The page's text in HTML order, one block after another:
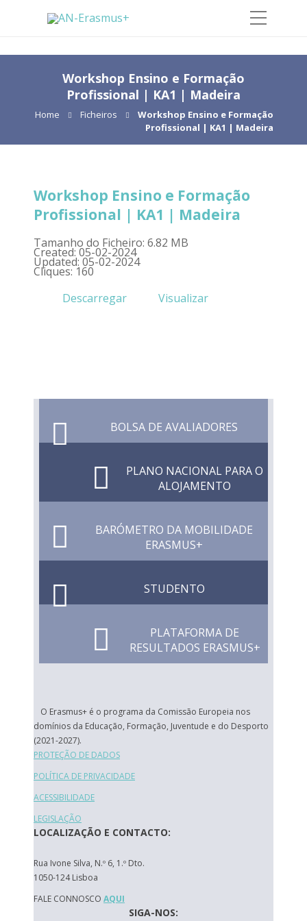
Workshop Ensino e Formação
Profissional | KA1 | Madeira
Home Ficheiros
Workshop Ensino e Formação
Profissional | KA1 | Madeira
Workshop Ensino e Formação
Profissional | KA1 | Madeira
Tamanho do Ficheiro: 6.82 MB
Created: 05-02-2024
Updated: 05-02-2024
Cliques: 160
Descarregar
Visualizar
BOLSA DE AVALIADORES
PLANO NACIONAL PARA O
ALOJAMENTO
BARÓMETRO DA MOBILIDADE
ERASMUS+
STUDENTO
PLATAFORMA DE
RESULTADOS ERASMUS+
O Erasmus+ é o programa da Comissão Europeia nos
domínios da Educação, Formação, Juventude e do Desporto
(2021-2027).
PROTEÇÃO DE DADOS
POLÍTICA DE PRIVACIDADE
ACESSIBILIDADE
LEGISLAÇÃO
LOCALIZAÇÃO E CONTACTO:
Rua Ivone Silva, N.º 6, 1.º Dto.
1050-124 Lisboa
FALE CONNOSCO AQUI
SIGA-NOS: